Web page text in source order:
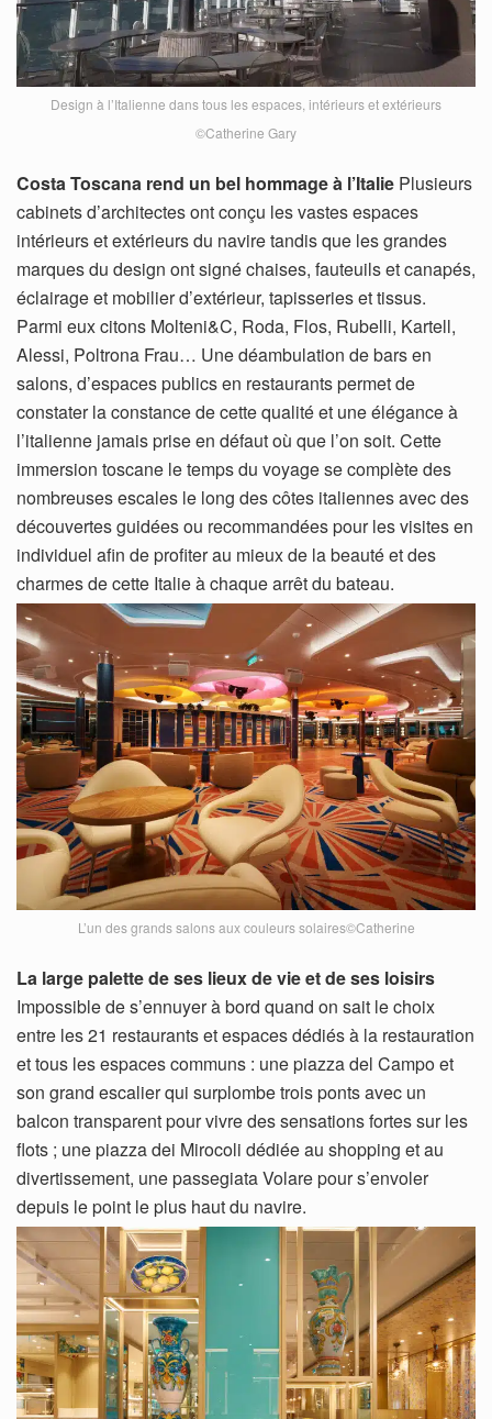
Design à l’Italienne dans tous les espaces, intérieurs et extérieurs
©Catherine Gary
Costa Toscana rend un bel hommage à l’Italie Plusieurs
cabinets d’architectes ont conçu les vastes espaces
intérieurs et extérieurs du navire tandis que les grandes
marques du design ont signé chaises, fauteuils et canapés,
éclairage et mobilier d’extérieur, tapisseries et tissus.
Parmi eux citons Molteni&C, Roda, Flos, Rubelli, Kartell,
Alessi, Poltrona Frau… Une déambulation de bars en
salons, d’espaces publics en restaurants permet de
constater la constance de cette qualité et une élégance à
l’italienne jamais prise en défaut où que l’on soit. Cette
immersion toscane le temps du voyage se complète des
nombreuses escales le long des côtes italiennes avec des
découvertes guidées ou recommandées pour les visites en
individuel afin de profiter au mieux de la beauté et des
charmes de cette Italie à chaque arrêt du bateau.
L’un des grands salons aux couleurs solaires©Catherine
La large palette de ses lieux de vie et de ses loisirs
Impossible de s’ennuyer à bord quand on sait le choix
entre les 21 restaurants et espaces dédiés à la restauration
et tous les espaces communs : une piazza del Campo et
son grand escalier qui surplombe trois ponts avec un
balcon transparent pour vivre des sensations fortes sur les
flots ; une piazza dei Mirocoli dédiée au shopping et au
divertissement, une passegiata Volare pour s’envoler
depuis le point le plus haut du navire.